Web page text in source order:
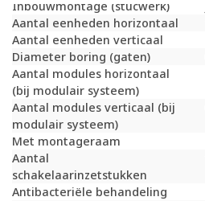
Inbouwmontage (stucwerk)
Aantal eenheden horizontaal
Aantal eenheden verticaal
Diameter boring (gaten)
Aantal modules horizontaal
(bij modulair systeem)
Aantal modules verticaal (bij
modulair systeem)
Met montageraam
Aantal
schakelaarinzetstukken
Antibacteriële behandeling